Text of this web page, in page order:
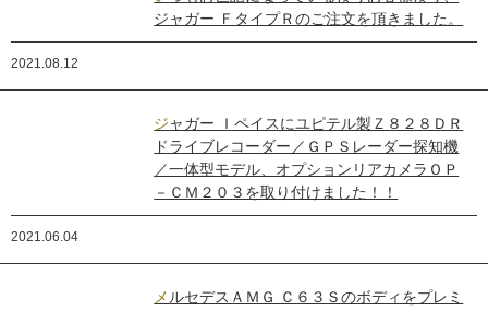
ジャガー ＦタイプＲのご注文を頂きました。
2021.08.12
ジャガー Ｉペイスにユピテル製Ｚ８２８ＤＲ
ドライブレコーダー／ＧＰＳレーダー探知機
／一体型モデル、オプションリアカメラＯＰ
－ＣＭ２０３を取り付けました！！
2021.06.04
メルセデスＡＭＧ Ｃ６３Ｓのボディをプレミ